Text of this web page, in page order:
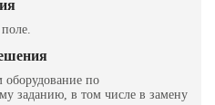
1
250
оборудование по
заданию, в том числе в замену